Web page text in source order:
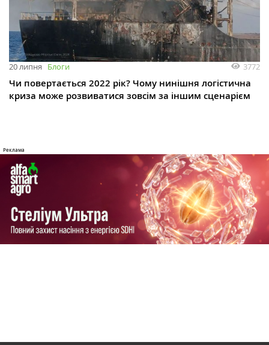
20 липня Блоги 3772
Чи повертається 2022 рік? Чому нинішня логістична
криза може розвиватися зовсім за іншим сценарієм